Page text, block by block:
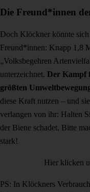
Die Freund*innen
Doch Klöckner könnte
Freund*innen: Knapp 1,8
„Volksbegehren
unterzeichnet. Der Kampf
größten
diese Kraft nutzen – und
verlangen von ihr: Halten
der Biene schadet. Bitte
stark!
Hier klicken
PS: In Klöckners